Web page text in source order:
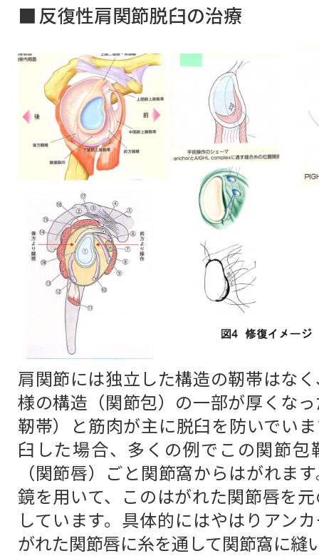
反復性肩関節脱臼の治療
肩関節には独立した構造の靭帯はな
様の構造（関節包）の一部が厚くな
靭帯）と筋肉が主に脱臼を防いでい
臼した場合、多くの例でこの関節包
（関節唇）ごと関節窩からはがれま
鏡を用いて、このはがれた関節唇を
しています。具体的にはやはりアン
がれた関節唇に糸を通して関節窩に縫